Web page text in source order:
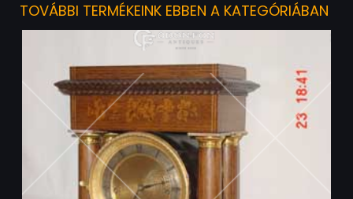
TOVÁBBI TERMÉKEINK EBBEN A KATEGÓRIÁBAN